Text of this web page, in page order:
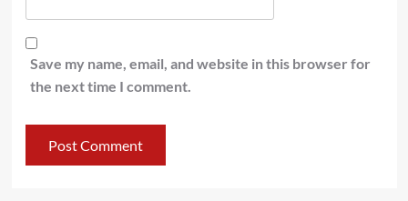
Save my name, email, and website in this browser for
the next time I comment.